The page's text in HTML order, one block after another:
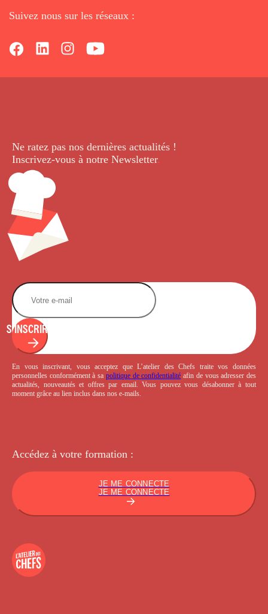
Suivez nous sur les réseaux :
Ne ratez pas nos dernières actualités !
Inscrivez-vous à notre Newsletter.
S'INSCRIRE
En vous inscrivant, vous acceptez que L’atelier des Chefs traite vos données
personnelles conformément à sa politique de confidentialité afin de vous adresser des
actualités, nouveautés et offres par email. Vous pouvez vous désabonner à tout
moment grâce au lien inclus dans nos e-mails.
Accédez à votre formation :
JE ME CONNECTE
JE ME CONNECTE